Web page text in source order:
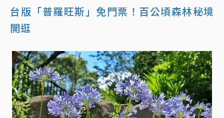
台版「普羅旺斯」免門票！百公頃森林秘境
開逛